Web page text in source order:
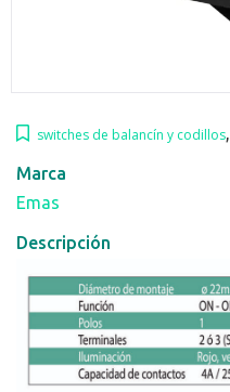
switches de balancín y codillos,
Marca
Emas
Descripción